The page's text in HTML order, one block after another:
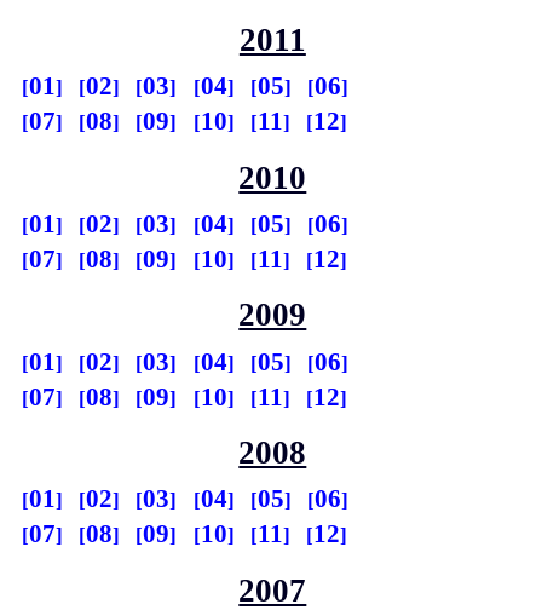
2011
01 02 03 04 05
06
07
08 09 10 11 12
2010
01 02 03 04 05
06
07
08 09 10 11 12
2009
01 02 03 04 05
06
07
08 09 10 11 12
2008
01 02 03 04 05
06
07
08 09 10 11 12
2007